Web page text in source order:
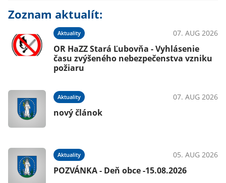
Zoznam aktualít:
Aktuality 07. AUG 2026
OR HaZZ Stará Ľubovňa - Vyhlásenie
času zvýšeného nebezpečenstva vzniku
požiaru
Aktuality 07. AUG 2026
nový článok
Aktuality 05. AUG 2026
POZVÁNKA - Deň obce -15.08.2026